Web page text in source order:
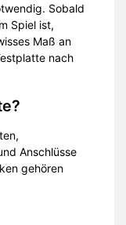
Sobald
Spiel ist,
Maß an
nach
Anschlüsse
gehören